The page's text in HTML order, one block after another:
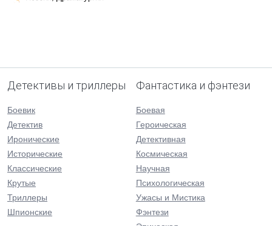
Детективы и триллеры
Боевик
Детектив
Иронические
Исторические
Классические
Крутые
Триллеры
Шпионские
Фантастика и фэнтези
Боевая
Героическая
Детективная
Космическая
Научная
Психологическая
Ужасы и Мистика
Фэнтези